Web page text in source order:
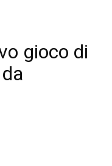
gioco di